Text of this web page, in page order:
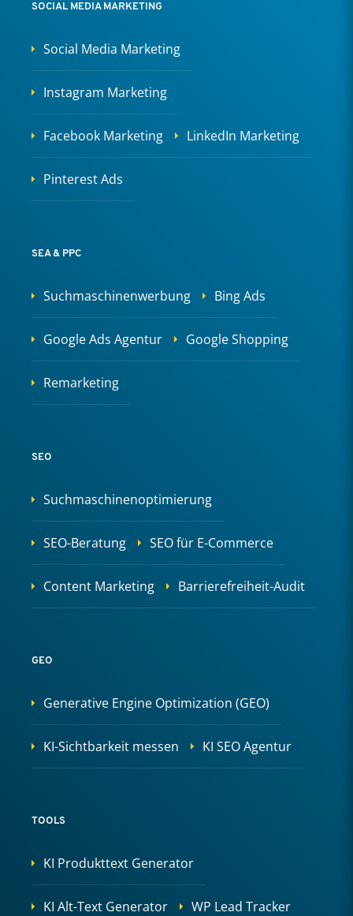
SOCIAL MEDIA MARKETING
Social Media Marketing
Instagram Marketing
Facebook Marketing LinkedIn Marketing
Pinterest Ads
SEA & PPC
Suchmaschinenwerbung Bing Ads
Google Ads Agentur Google Shopping
Remarketing
SEO
Suchmaschinenoptimierung
SEO-Beratung SEO für E-Commerce
Content Marketing Barrierefreiheit-Audit
GEO
Generative Engine Optimization (GEO)
KI-Sichtbarkeit messen KI SEO Agentur
TOOLS
KI Produkttext Generator
KI Alt-Text Generator WP Lead Tracker